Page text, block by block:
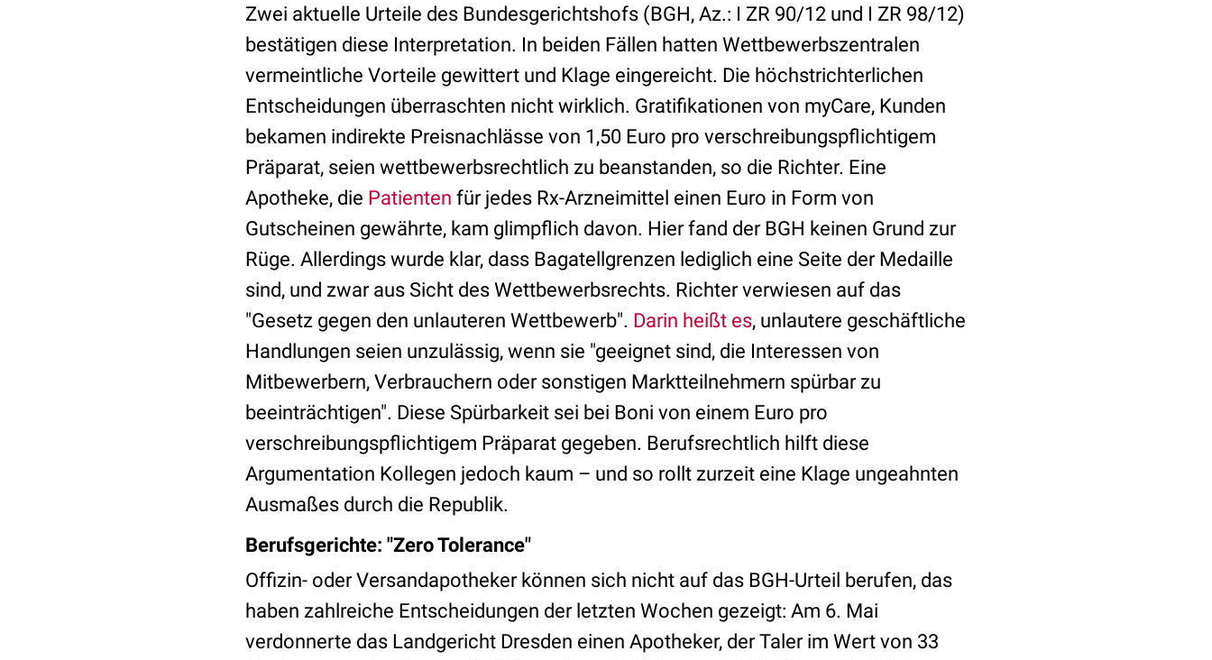
Zwei aktuelle Urteile des Bundesgerichtshofs (BGH, Az.: I ZR 90/12 und I ZR 98/12)
bestätigen diese Interpretation. In beiden Fällen hatten Wettbewerbszentralen
vermeintliche Vorteile gewittert und Klage eingereicht. Die höchstrichterlichen
Entscheidungen überraschten nicht wirklich. Gratifikationen von myCare, Kunden
bekamen indirekte Preisnachlässe von 1,50 Euro pro verschreibungspflichtigem
Präparat, seien wettbewerbsrechtlich zu beanstanden, so die Richter. Eine
Apotheke, die Patienten für jedes Rx-Arzneimittel einen Euro in Form von
Gutscheinen gewährte, kam glimpflich davon. Hier fand der BGH keinen Grund zur
Rüge. Allerdings wurde klar, dass Bagatellgrenzen lediglich eine Seite der Medaille
sind, und zwar aus Sicht des Wettbewerbsrechts. Richter verwiesen auf das
"Gesetz gegen den unlauteren Wettbewerb". Darin heißt es, unlautere geschäftliche
Handlungen seien unzulässig, wenn sie "geeignet sind, die Interessen von
Mitbewerbern, Verbrauchern oder sonstigen Marktteilnehmern spürbar zu
beeinträchtigen". Diese Spürbarkeit sei bei Boni von einem Euro pro
verschreibungspflichtigem Präparat gegeben. Berufsrechtlich hilft diese
Argumentation Kollegen jedoch kaum – und so rollt zurzeit eine Klage ungeahnten
Ausmaßes durch die Republik.
Berufsgerichte: "Zero Tolerance"
Offizin- oder Versandapotheker können sich nicht auf das BGH-Urteil berufen, das
haben zahlreiche Entscheidungen der letzten Wochen gezeigt: Am 6. Mai
verdonnerte das Landgericht Dresden einen Apotheker, der Taler im Wert von 33